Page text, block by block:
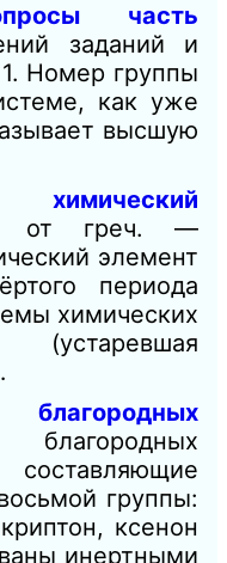
часть
заданий и
Номер группы
как уже
высшую
от греч. —
элемент
периода
химических
группы:
ксенон
инертными